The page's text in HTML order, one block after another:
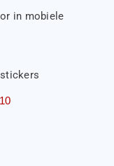
in mobiele